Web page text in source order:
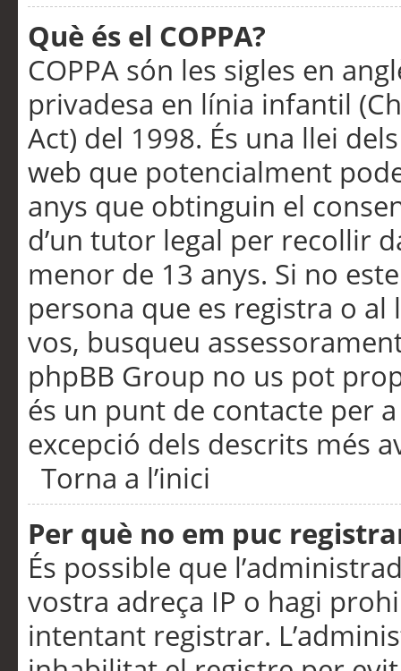
Què és el COPPA?
COPPA són les sigles en
privadesa en línia infantil
Act) del 1998. És una llei
web que potencialment
anys que obtinguin el
d’un tutor legal per recollir
menor de 13 anys. Si no
persona que es registra o
vos, busqueu
phpBB Group no us pot
és un punt de contacte per
excepció dels descrits més
Torna a l’inici
Per què no em puc
És possible que
vostra adreça IP o hagi
intentant registrar.